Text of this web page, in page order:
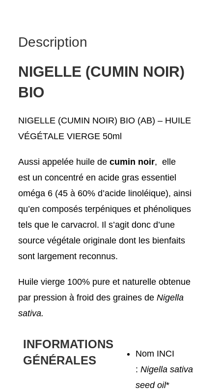
HUILE
50
ml
Description
NIGELLE (CUMIN NOIR)
BIO
NIGELLE (CUMIN NOIR) BIO (AB) – HUILE
VÉGÉTALE VIERGE 50ml
Aussi appelée huile decumin noir, elle
est un concentré en acide gras essentiel
oméga 6 (45 à 60% d’acide linoléique), ainsi
qu’en composés terpéniques et phénoliques
tels que le carvacrol. Il s’agit donc d’une
source végétale originale dont les bienfaits
sont largement reconnus.
Huile vierge 100% pure et naturelle obtenue
par pression à froid des graines deNigella
sativa.
INFORMATIONS
GÉNÉRALES
Nom INCI
: Nigella sativa
seed oil*